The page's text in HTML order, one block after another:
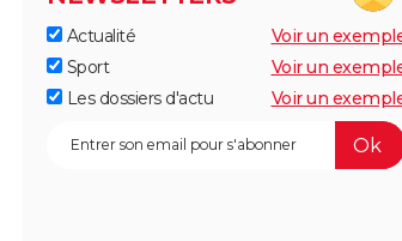
Actualité
Voir un
Sport
Voir un
Les dossiers d'actu
Voir un